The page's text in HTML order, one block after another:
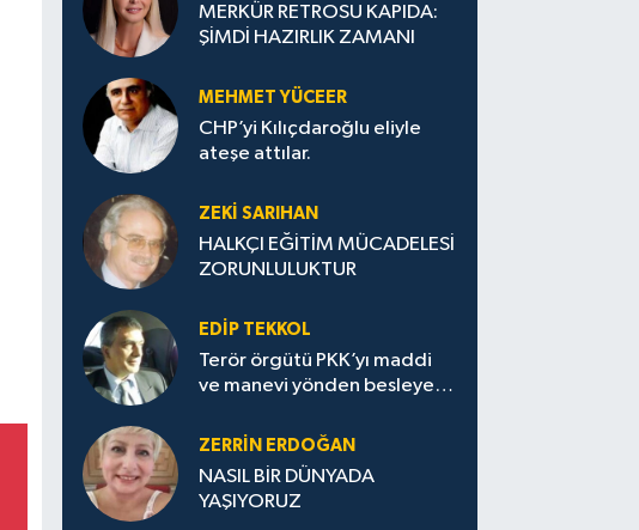
MERKÜR RETROSU KAPIDA:
ŞİMDİ HAZIRLIK ZAMANI
MEHMET YÜCEER
CHP’yi Kılıçdaroğlu eliyle
ateşe attılar.
ZEKI SARIHAN
HALKÇI EĞİTİM MÜCADELESİ
ZORUNLULUKTUR
EDIP TEKKOL
Terör örgütü PKK’yı maddi
ve manevi yönden besleyen
ZERRIN ERDOĞAN
NASIL BİR DÜNYADA
YAŞIYORUZ